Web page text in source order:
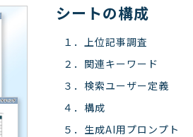
シートの構成
１．上位記事調査
２．関連キーワード
３．検索ユーザー定義
４．構成
５．生成AI用プロンプト